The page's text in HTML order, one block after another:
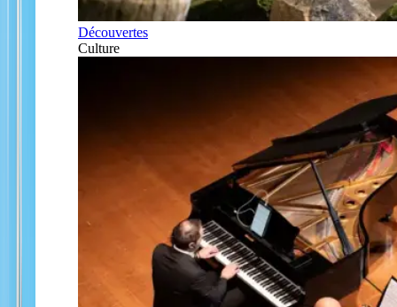
Découvertes
Culture